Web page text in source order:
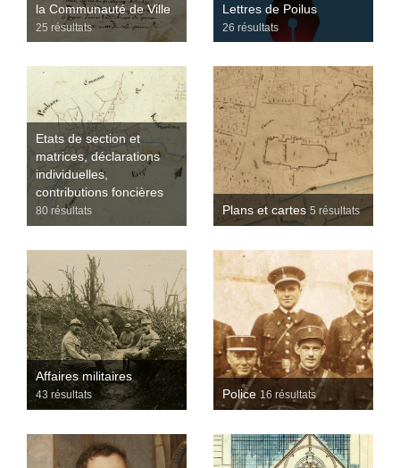
la Communauté de Ville
25 résultats
Lettres de Poilus
26 résultats
Etats de section et
matrices, déclarations
individuelles,
contributions foncières
80 résultats Plans et cartes 5 résultats
Affaires militaires
43 résultats Police 16 résultats